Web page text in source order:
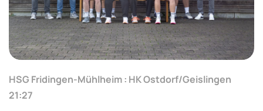
HSG Fridingen-Mühlheim : HK Ostdorf/Geislingen
21:27